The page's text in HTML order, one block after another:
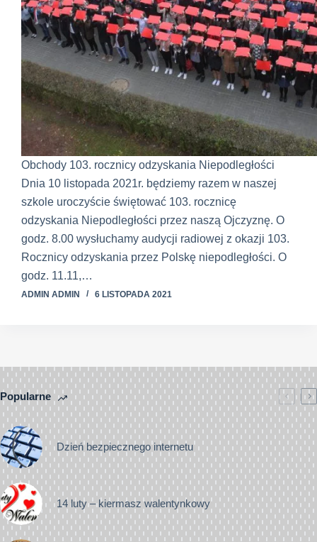
Obchody 103. rocznicy odzyskania Niepodległości
Dnia 10 listopada 2021r. będziemy razem w naszej
szkole uroczyście świętować 103. rocznicę
odzyskania Niepodległości przez naszą Ojczyznę. O
godz. 8.00 wysłuchamy audycji radiowej z okazji 103.
Rocznicy odzyskania przez Polskę niepodległości. O
godz. 11.11,…
ADMIN ADMIN 6 LISTOPADA 2021
Popularne
Dzień bezpiecznego internetu
14 luty – kiermasz walentynkowy